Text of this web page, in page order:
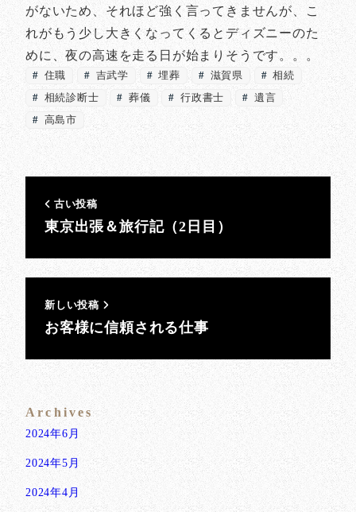
がないため、それほど強く言ってきませんが、こ
れがもう少し大きくなってくるとディズニーのた
めに、夜の高速を走る日が始まりそうです。。。
住職 吉武学 埋葬 滋賀県
相続
相続診断士
葬儀 行政書士
遺言
高島市
古い投稿
東京出張＆旅行記（2日目）
新しい投稿
お客様に信頼される仕事
Archives
2024年6月
2024年5月
2024年4月